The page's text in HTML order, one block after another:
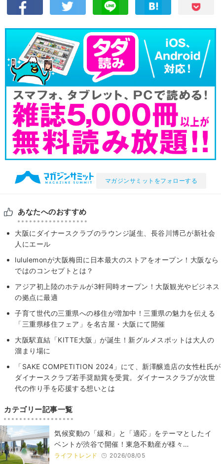
マガジンサミットをフォローする
あなたへのおすすめ
大阪にダイナースクラブのラウンジ誕生、長谷川博己が新社会
人にエール
lululemonが大阪梅田に日本最大のストアをオープン！大阪なら
ではのコンセプトとは？
アジア初上陸のホテルが3軒同時オープン！大阪観光やビジネス
の拠点に最適
子育て世代の三重県への移住が増加中！三重県の魅力を伝える
「三重県移住フェア」を名古屋・大阪にて開催
大阪駅直結「KITTE大阪」が誕生！新グルメスポットは大人の
溜まり場に
「SAKE COMPETITION 2024」にて、新澤醸造店の女性杜氏が
ダイナースクラブ若手奨励賞を受賞。ダイナースクラブが次世
代の作り手を応援する想いとは
カテゴリー記事一覧
気候変動の「緩和」と「適応」をテーマとしたイ
ベントが渋谷で開催！東急不動産が様々…
ライフトレンド 2026/08/05